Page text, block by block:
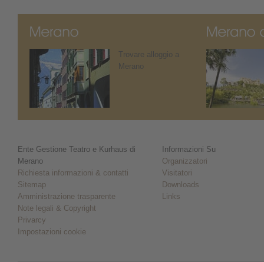
Trovare alloggio a
Merano
Ente Gestione Teatro e Kurhaus di
Merano
Richiesta informazioni & contatti
Sitemap
Amministrazione trasparente
Note legali & Copyright
Privarcy
Impostazioni cookie
Informazioni Su
Organizzatori
Visitatori
Downloads
Links